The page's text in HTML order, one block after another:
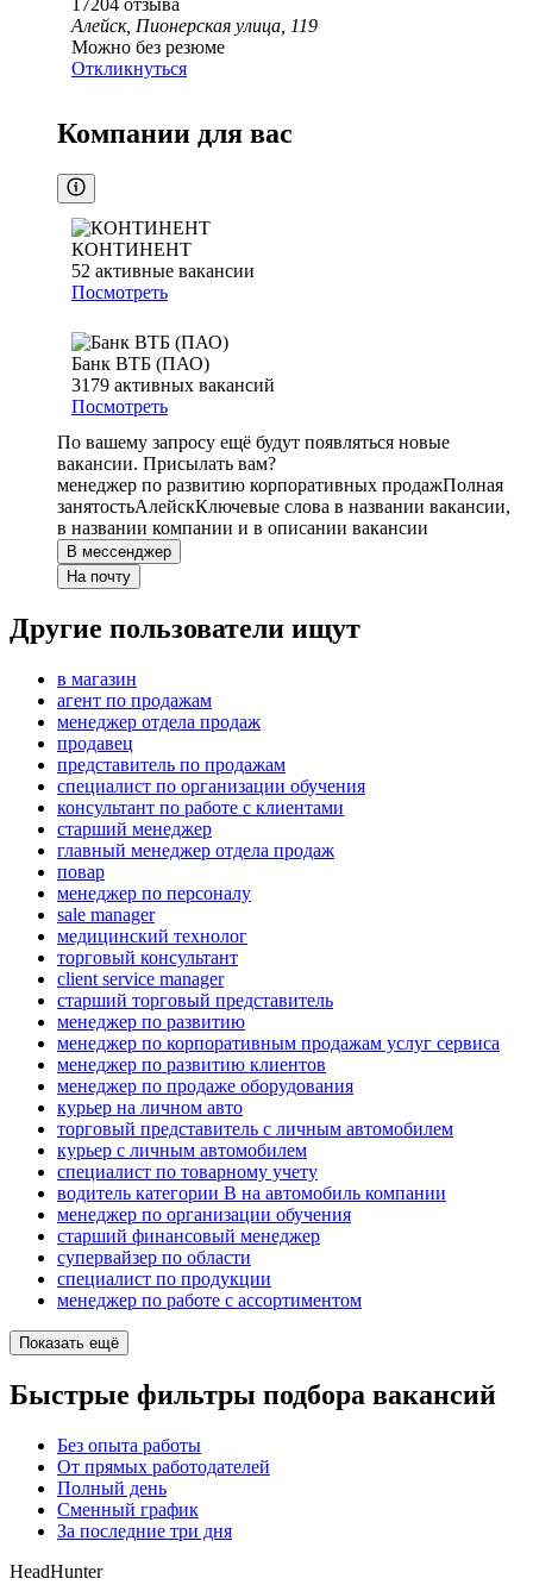
17204 отзыва
Алейск, Пионерская улица, 119
Можно без резюме
Откликнуться
Компании для вас
КОНТИНЕНТ
52 активные вакансии
Посмотреть
Банк ВТБ (ПАО)
3179 активных вакансий
Посмотреть
По вашему запросу ещё будут появляться новые
вакансии. Присылать вам?
менеджер по развитию корпоративных продажПолная
занятостьАлейскКлючевые слова в названии вакансии,
в названии компании и в описании вакансии
В мессенджер
На почту
Другие пользователи ищут
в магазин
агент по продажам
менеджер отдела продаж
продавец
представитель по продажам
специалист по организации обучения
консультант по работе с клиентами
старший менеджер
главный менеджер отдела продаж
повар
менеджер по персоналу
sale manager
медицинский технолог
торговый консультант
client service manager
старший торговый представитель
менеджер по развитию
менеджер по корпоративным продажам услуг сервиса
менеджер по развитию клиентов
менеджер по продаже оборудования
курьер на личном авто
торговый представитель с личным автомобилем
курьер с личным автомобилем
специалист по товарному учету
водитель категории B на автомобиль компании
менеджер по организации обучения
старший финансовый менеджер
супервайзер по области
специалист по продукции
менеджер по работе с ассортиментом
Показать ещё
Быстрые фильтры подбора вакансий
Без опыта работы
От прямых работодателей
Полный день
Сменный график
За последние три дня
HeadHunter